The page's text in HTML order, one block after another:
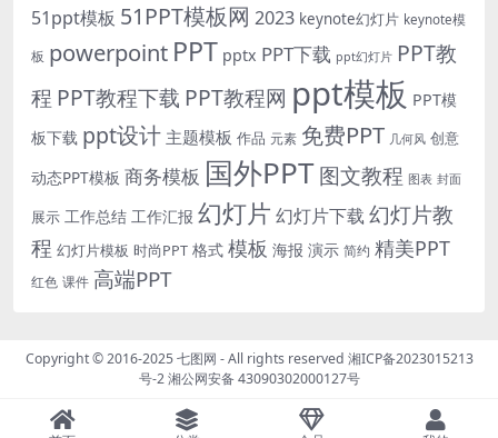
51ppt模板 51PPT模板网 2023 keynote幻灯片 keynote模
板 powerpoint PPT pptx PPT下载 ppt幻灯片 PPT教
程 PPT教程下载 PPT教程网 ppt模板 PPT模
板下载 ppt设计 主题模板 作品 元素 免费PPT 几何风 创意
动态PPT模板 商务模板 国外PPT图文教程 图表 封面
展示 工作总结 工作汇报 幻灯片 幻灯片下载 幻灯片教
程 幻灯片模板 时尚PPT 格式 模板 海报 演示 简约 精美PPT
红色 课件 高端PPT
Copyright © 2016-2025七图网 - All rights reserved 湘ICP备2023015213
号-2湘公网安备 43090302000127号